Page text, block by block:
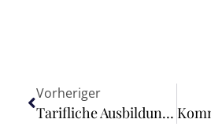
Vorheriger
Tarifliche Ausbildungsvergütung um 4,2 Prozent gestiegen